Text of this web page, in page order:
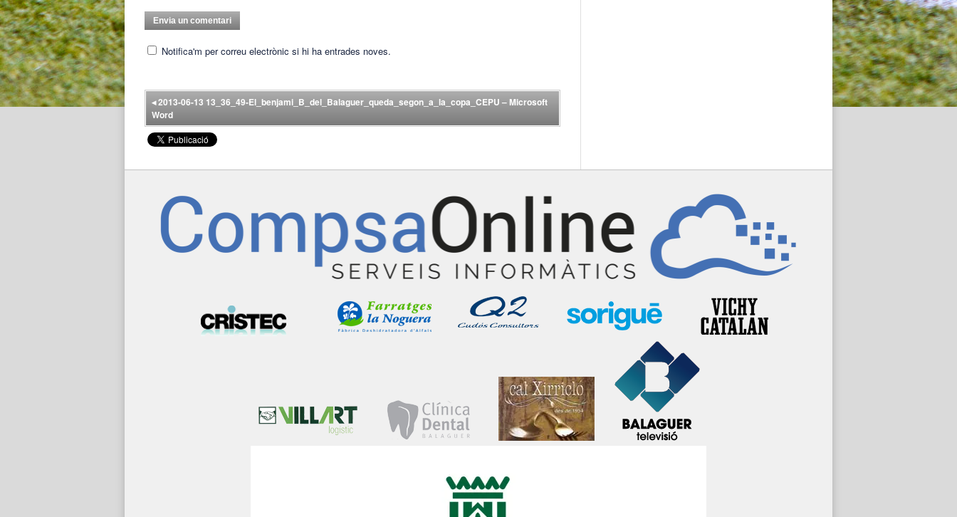
Notifica'm per correu electrònic si hi ha entrades noves.
◂2013-06-13 13_36_49-El_benjami_B_del_Balaguer_queda_segon_a_la_copa_CEPU – Microsoft
Word